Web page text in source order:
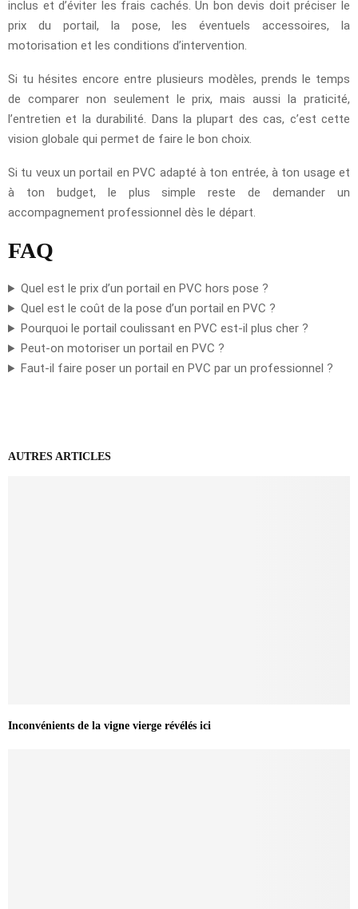
inclus et d’éviter les frais cachés. Un bon devis doit préciser le
prix du portail, la pose, les éventuels accessoires, la
motorisation et les conditions d’intervention.
Si tu hésites encore entre plusieurs modèles, prends le temps
de comparer non seulement le prix, mais aussi la praticité,
l’entretien et la durabilité. Dans la plupart des cas, c’est cette
vision globale qui permet de faire le bon choix.
Si tu veux un portail en PVC adapté à ton entrée, à ton usage et
à ton budget, le plus simple reste de demander un
accompagnement professionnel dès le départ.
FAQ
Quel est le prix d’un portail en PVC hors pose ?
Quel est le coût de la pose d’un portail en PVC ?
Pourquoi le portail coulissant en PVC est-il plus cher ?
Peut-on motoriser un portail en PVC ?
Faut-il faire poser un portail en PVC par un professionnel ?
AUTRES ARTICLES
Inconvénients de la vigne vierge révélés ici